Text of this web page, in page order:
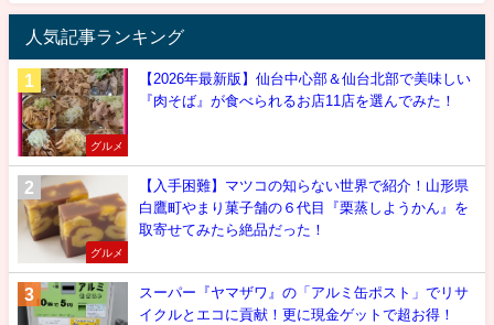
人気記事ランキング
グルメ
【2026年最新版】仙台中心部＆仙台北部で美味しい
『肉そば』が食べられるお店11店を選んでみた！
グルメ
【入手困難】マツコの知らない世界で紹介！山形県
白鷹町やまり菓子舗の６代目『栗蒸しようかん』を
取寄せてみたら絶品だった！
スーパー『ヤマザワ』の「アルミ缶ポスト」でリサ
イクルとエコに貢献！更に現金ゲットで超お得！